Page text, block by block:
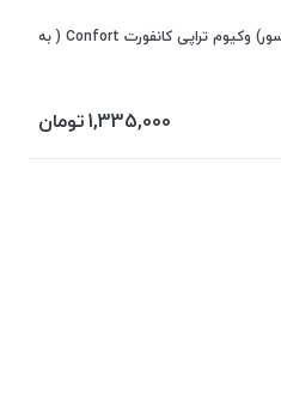
ساکشن پد (کاپ سنسور) وکیوم تراپی کانفورت Confort ( به
1,335,000تومان